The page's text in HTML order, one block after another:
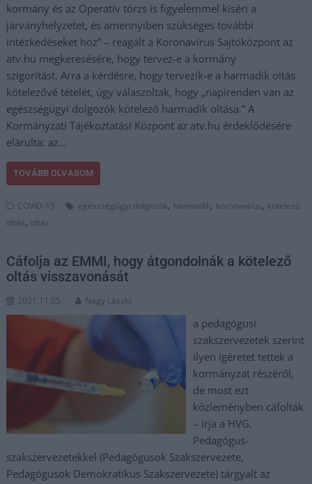
kormány és az Operatív törzs is figyelemmel kíséri a
járványhelyzetet, és amennyiben szükséges további
intézkedéseket hoz” – reagált a Koronavírus Sajtóközpont az
atv.hu megkeresésére, hogy tervez-e a kormány
szigorítást. Arra a kérdésre, hogy tervezik-e a harmadik oltás
kötelezővé tételét, úgy válaszoltak, hogy „napirenden van az
egészségügyi dolgozók kötelező harmadik oltása.” A
Kormányzati Tájékoztatási Központ az atv.hu érdeklődésére
elárulta: az…
TOVÁBB OLVASOM
COVID-19 egészségügyi dolgozók, harmadik, koronavírus, kötelező
oltás, oltás
Cáfolja az EMMI, hogy átgondolnák a kötelező
oltás visszavonását
2021.11.05. Nagy László
a pedagógusi
szakszervezetek szerint
ilyen ígéretet tettek a
kormányzat részéről,
de most ezt
közleményben cáfolták
– írja a HVG.
Pedagógus-
szakszervezetekkel (Pedagógusok Szakszervezete,
Pedagógusok Demokratikus Szakszervezete) tárgyalt az